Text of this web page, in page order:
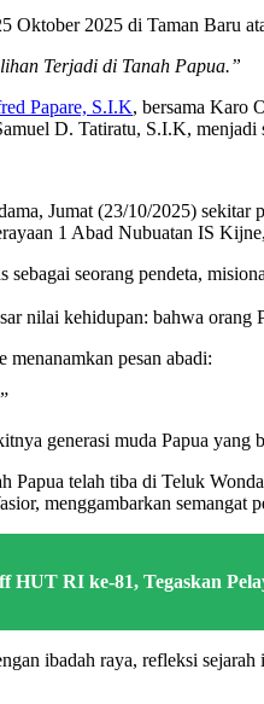
Oktober 2025 di Taman Baru
Terjadi di Tanah Papua.”
Papare, S.I.K, bersama Karo
D. Tatiratu, S.I.K,
Jumat (23/10/2025)
1 Abad Nubuatan IS
seorang pendeta,
nilai kehidupan: bahwa
pesan abadi:
generasi muda Papua
Papua telah tiba di Teluk
menggambarkan semangat
HUT RI ke-81, Tegaskan
ibadah raya, refleksi